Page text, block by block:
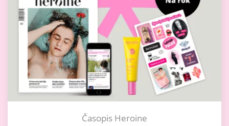
Časopis Heroine